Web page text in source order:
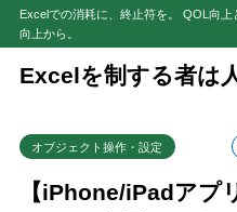
Excelでの消耗に、終止符を。 QOL向
向上から。
Excelを制する者は
オブジェクト操作・設定
【iPhone/iPadア
目次
2 まとめ